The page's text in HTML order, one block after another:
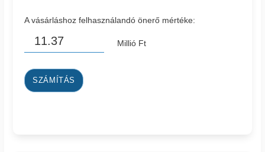
A vásárláshoz felhasználandó önerő mértéke:
Millió Ft
SZÁMÍTÁS